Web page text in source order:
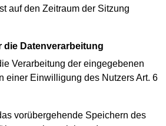
auf den Zeitraum der Sitzung
die Datenverarbeitung
Verarbeitung der eingegebenen
einer Einwilligung des Nutzers Art. 6
vorübergehende Speichern des